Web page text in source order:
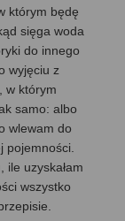
którym będę
sięga woda
do innego
wyjęciu z
w którym
samo: albo
wlewam do
pojemności.
ile uzyskałam
wszystko